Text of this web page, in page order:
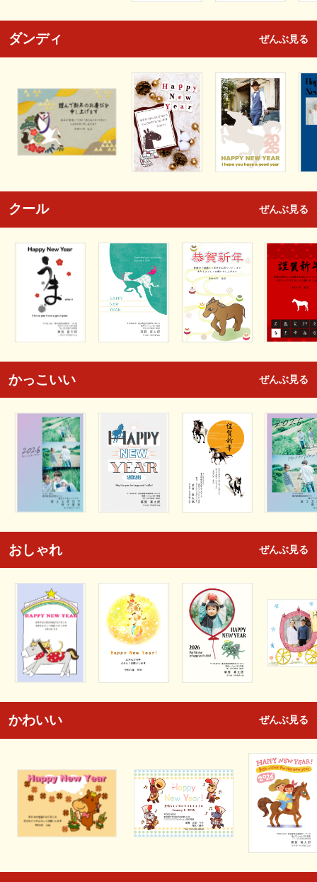
ダンディ ぜんぶ見る
クール ぜんぶ見る
かっこいい ぜんぶ見る
おしゃれ ぜんぶ見る
かわいい ぜんぶ見る